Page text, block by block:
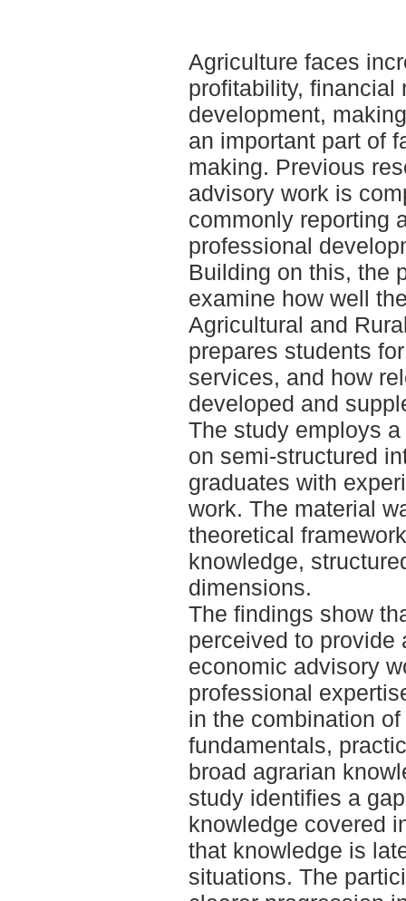
Agriculture faces
profitability, financial
development,
an important part of
making. Previous
advisory work is
commonly reporting
professional
Building on this, the
examine how well
Agricultural and
prepares students
services, and how
developed and
The study employs
on semi-structured
graduates with
work. The material
theoretical
knowledge,
dimensions.
The findings show
perceived to provide
economic advisory
professional
in the combination
fundamentals,
broad agrarian
study identifies a
knowledge covered
that knowledge is
situations. The